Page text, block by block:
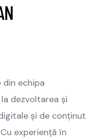
din echipa
dezvoltarea și
și de conținut
experiență în